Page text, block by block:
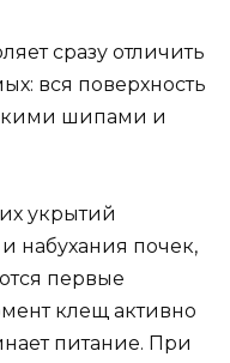
сразу отличить
вся поверхность
шипами и
укрытий
набухания почек,
первые
клещ активно
питание. При